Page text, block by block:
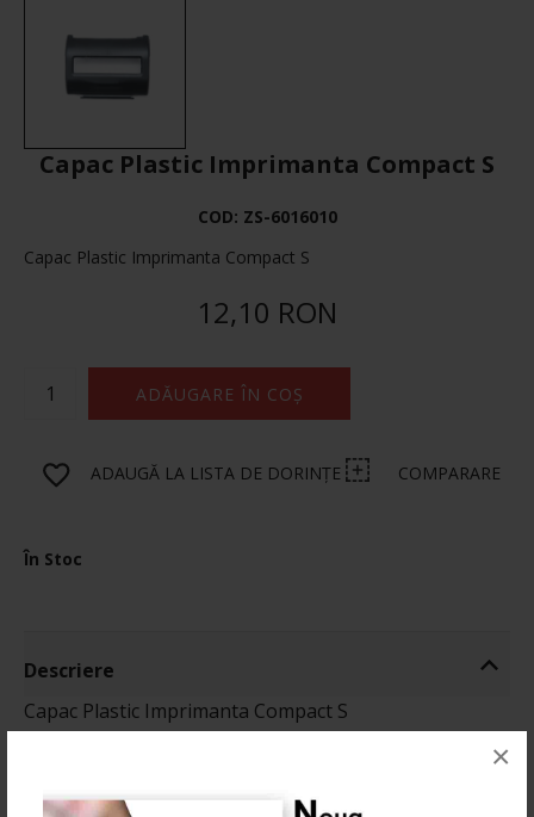
×
Capac Plastic Imprimanta Compact S
COD: ZS-6016010
Capac Plastic Imprimanta Compact S
12,10 RON
ADĂUGARE ÎN COȘ
ADAUGĂ LA LISTA DE DORINȚE COMPARARE
În Stoc
Descriere
Capac Plastic Imprimanta Compact S